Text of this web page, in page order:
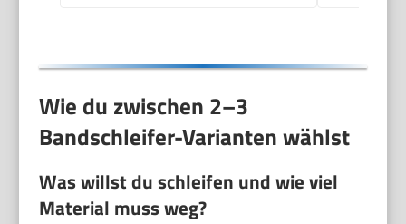
Wie du zwischen 2–3
Bandschleifer-Varianten wählst
Was willst du schleifen und wie viel
Material muss weg?